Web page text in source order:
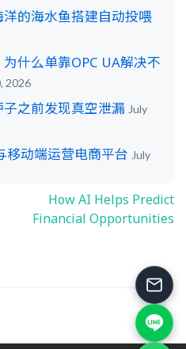
的海水鱼搭建自动投喂
什么单靠OPC UA解决不
2026
之前发现真空泄漏 July
移动端运营电商平台 July
How AI Helps Predict
Financial Opportunities